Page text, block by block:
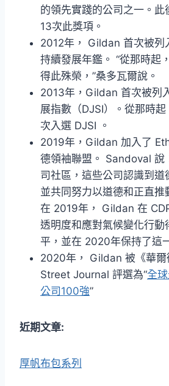
的領先實踐的公司之一。
13次此獎項。
2012年， Gildan 首次被列
持續發展年鑑。 “從那時起
得此殊榮，”桑多瓦爾說。
2013年，Gildan 首次被列
展指數（DJSI）。從那時
次入選 DJSI 。
2019年，Gildan 加入了
德領袖聯盟。 Sandoval 說
司社區，這些公司認識到道
並共同努力以道德和正直推
在 2019年， Gildan 在
透明度和應對氣候變化行動
平，並在 2020年保持了這
2020年， Gildan 被《華爾
Street Journal 評選為“全
公司100強”
近期文章:
厚帆布包系列